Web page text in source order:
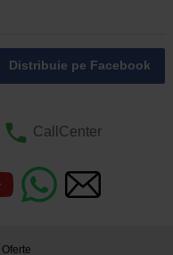
Distribuie pe Facebook
CallCenter
Oferte